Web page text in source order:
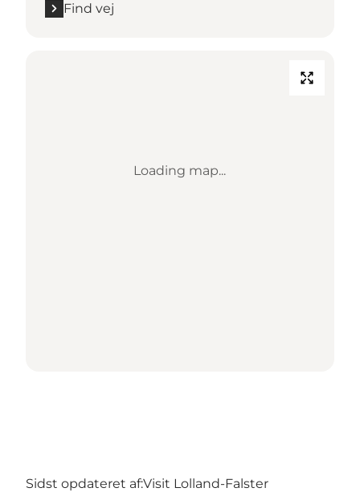
Find vej
Loading map...
Sidst opdateret af:Visit Lolland-Falster